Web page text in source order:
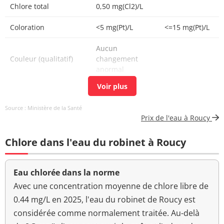
Chlore total 0,50 mg(Cl2)/L
Coloration <5 mg(Pt)/L <=15 mg(Pt)/L
Couleur (qualitatif)
Aucun
changement
anormal
0 n/(100mL)
Bact. aér. revivifiables
5 n/mL
Ammonium (en NH4) <0,050 mg/L <=0,1 mg/L
Odeur (qualitatif)
changement
Source : Ministère de la Santé
Prix de l'eau à Roucy
Chlore dans l'eau du robinet à Roucy
Eau chlorée dans la norme
Avec une concentration moyenne de chlore libre de
0.44 mg/L en 2025, l'eau du robinet de Roucy est
considérée comme normalement traitée. Au-delà